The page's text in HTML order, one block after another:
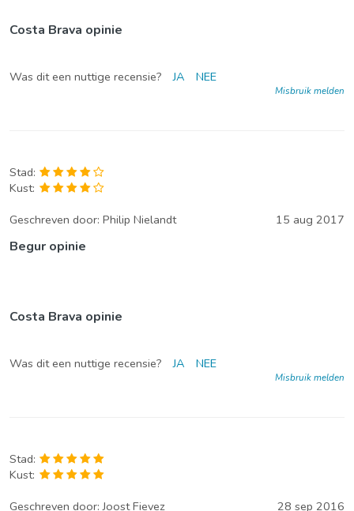
Costa Brava opinie
Was dit een nuttige recensie? JA NEE
Misbruik melden
Stad:
Kust:
Geschreven door: Philip Nielandt 15 aug 2017
Begur opinie
Costa Brava opinie
Was dit een nuttige recensie? JA NEE
Misbruik melden
Stad:
Kust:
Geschreven door:Joost Fievez 28 sep 2016